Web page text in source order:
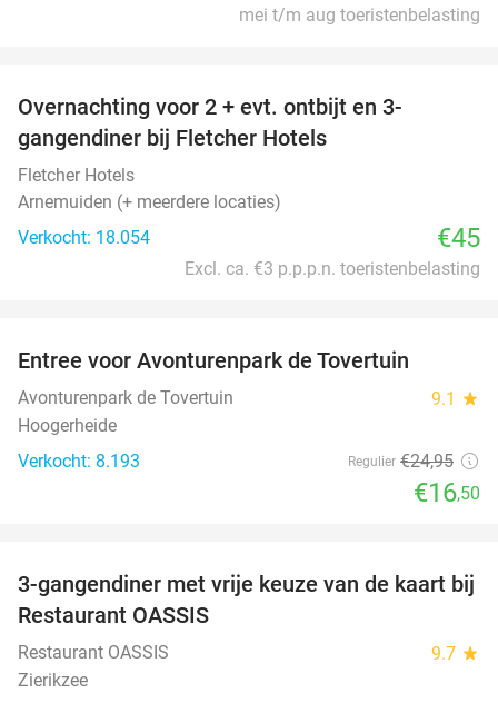
mei t/m aug toeristenbelasting
Overnachting voor 2 + evt. ontbijt en 3-
gangendiner bij Fletcher Hotels
Fletcher Hotels
Arnemuiden (+ meerdere locaties)
Verkocht: 18.054
€45
Excl. ca. €3 p.p.p.n. toeristenbelasting
Entree voor Avonturenpark de Tovertuin
Avonturenpark de Tovertuin 9.1 star
Hoogerheide
Verkocht: 8.193
Regulier €24,95
€16,50
43%
3-gangendiner met vrije keuze van de kaart bij
Restaurant OASSIS
Restaurant OASSIS 9.7 star
Zierikzee